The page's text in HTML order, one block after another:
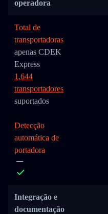
operadora
Total de
transportadoras
apenas CDEK
Express
1,644
transportadores
suportados
Detecção
automática de
portadora
Integração e
documentação